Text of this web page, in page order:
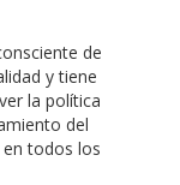
de
y tiene
la política
del
todos los